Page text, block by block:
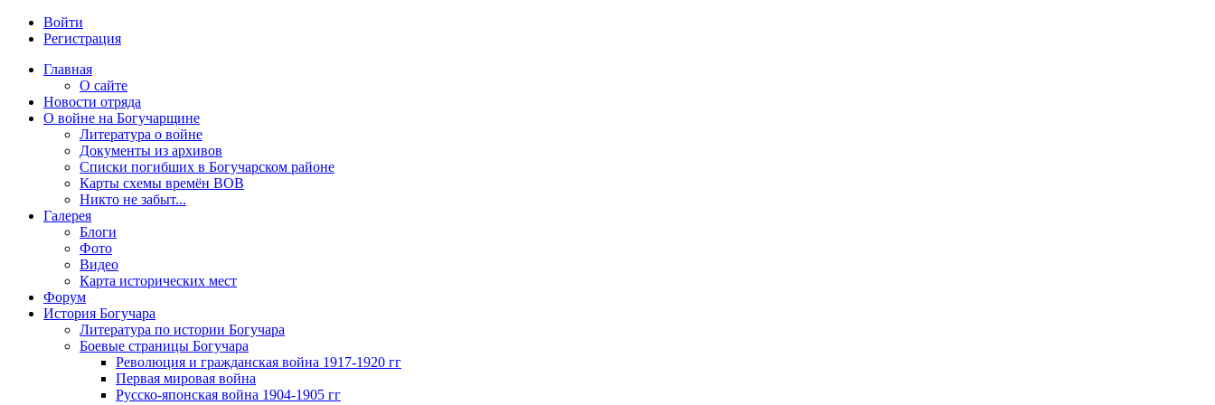
Войти
Регистрация
Главная
О сайте
Новости отряда
О войне на Богучарщине
Литература о войне
Документы из архивов
Списки погибших в Богучарском районе
Карты схемы времён ВОВ
Никто не забыт...
Галерея
Блоги
Фото
Видео
Карта исторических мест
Форум
История Богучара
Литература по истории Богучара
Боевые страницы Богучара
Революция и гражданская война 1917-1920 гг
Первая мировая война
Русско-японская война 1904-1905 гг